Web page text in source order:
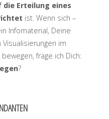
die Erteilung eines
ist. Wenn sich –
Infomaterial, Deine
im
frage ich Dich:
?